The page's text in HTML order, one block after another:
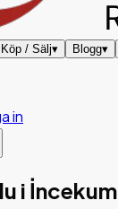
Köp / Sälj▾ Blogg▾
in
i İncekum